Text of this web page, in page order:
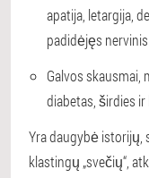
apatija, letargija,
padidėjęs
Galvos skausmai,
diabetas, širdies
Yra daugybė istorijų,
klastingų „svečių“,